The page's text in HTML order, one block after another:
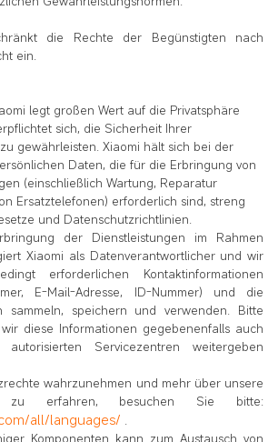
die Rechte der Begünstigten nach
ein.
legt großen Wert auf die Privatsphäre
sich, die Sicherheit Ihrer
gewährleisten. Xiaomi hält sich bei der
Daten, die für die Erbringung von
(einschließlich Wartung, Reparatur
Ersatztelefonen) erforderlich sind, streng
und Datenschutzrichtlinien.
der Dienstleistungen im Rahmen
Xiaomi als Datenverantwortlicher und wir
erforderlichen Kontaktinformationen
E-Mail-Adresse, ID-Nummer) und die
sammeln, speichern und verwenden. Bitte
diese Informationen gegebenenfalls auch
Servicezentren weitergeben
wahrzunehmen und mehr über unsere
zu erfahren, besuchen Sie bitte:
all/languages/ .